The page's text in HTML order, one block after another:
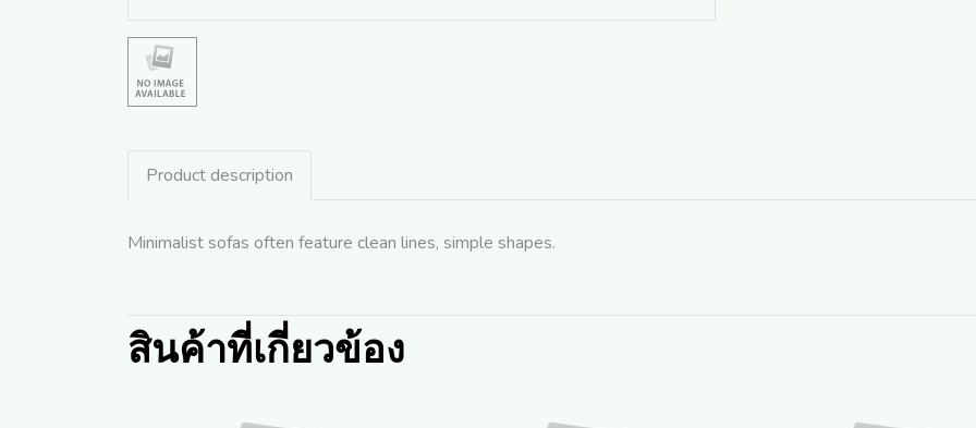
Product description
Minimalist sofas often feature clean lines, simple shapes.
สินค้าที่เกี่ยวข้อง